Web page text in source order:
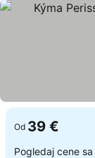
Od 39 €
Pogledaj cene sa